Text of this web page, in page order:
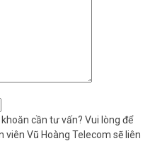
cần tư vấn? Vui lòng để
viên Vũ Hoàng Telecom sẽ liên